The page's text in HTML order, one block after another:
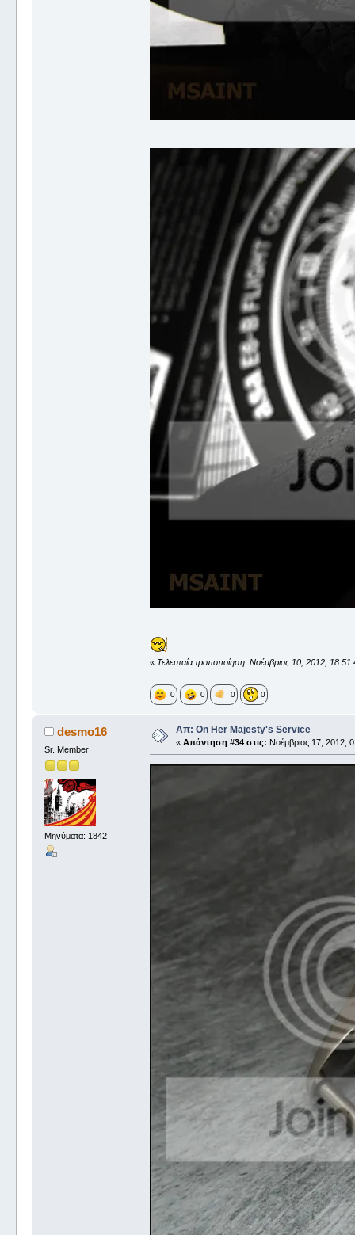
« Τελευταία τροποποίηση: Νοέμβριος 10, 2012,
0 0 0 0
desmo16
Sr. Member
Μηνύματα: 1842
Απ: On Her Majesty's Service
« Απάντηση #34 στις: Νοέμβριος 17, 2012,